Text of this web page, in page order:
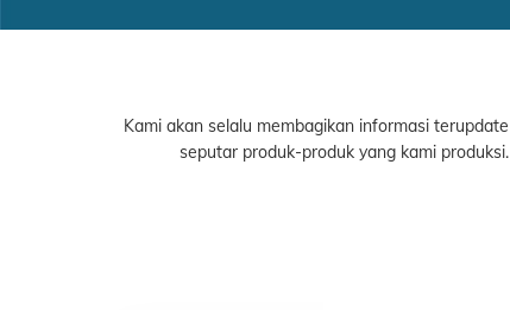
Kami akan selalu membagikan informasi terupdate
seputar produk-produk yang kami produksi.